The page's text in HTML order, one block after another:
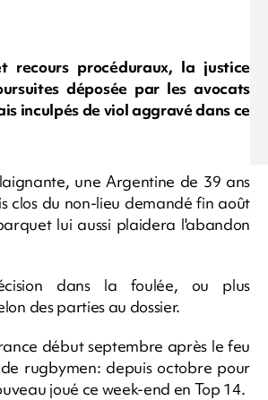
recours procéduraux, la justice
déposée par les avocats
inculpés de viol aggravé dans ce
une Argentine de 39 ans
clos du non-lieu demandé fin août
lui aussi plaidera l'abandon
dans la foulée, ou plus
des parties au dossier.
début septembre après le feu
rugbymen: depuis octobre pour
joué ce week-end en Top 14.